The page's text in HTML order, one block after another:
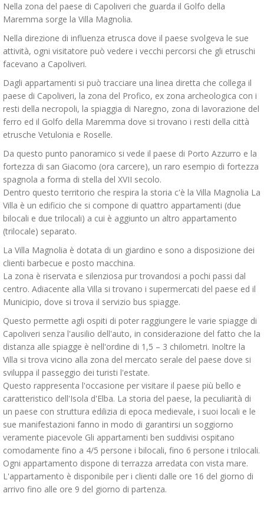
Nella zona del paese di Capoliveri che guarda il Golfo della
Maremma sorge la Villa Magnolia.
Nella direzione di influenza etrusca dove il paese svolgeva le sue
attività, ogni visitatore può vedere i vecchi percorsi che gli etruschi
facevano a Capoliveri.
Dagli appartamenti si può tracciare una linea diretta che collega il
paese di Capoliveri, la zona del Profico, ex zona archeologica con i
resti della necropoli, la spiaggia di Naregno, zona di lavorazione del
ferro ed il Golfo della Maremma dove si trovano i resti della città
etrusche Vetulonia e Roselle.
Da questo punto panoramico si vede il paese di Porto Azzurro e la
fortezza di san Giacomo (ora carcere), un raro esempio di fortezza
spagnola a forma di stella del XVII secolo.
Dentro questo territorio che respira la storia c'è la Villa Magnolia La
Villa è un edificio che si compone di quattro appartamenti (due
bilocali e due trilocali) a cui è aggiunto un altro appartamento
(trilocale) separato.
La Villa Magnolia è dotata di un giardino e sono a disposizione dei
clienti barbecue e posto macchina.
La zona è riservata e silenziosa pur trovandosi a pochi passi dal
centro. Adiacente alla Villa si trovano i supermercati del paese ed il
Municipio, dove si trova il servizio bus spiagge.
Questo permette agli ospiti di poter raggiungere le varie spiagge di
Capoliveri senza l'ausilio dell'auto, in considerazione del fatto che la
distanza alle spiagge è nell'ordine di 1,5 – 3 chilometri. Inoltre la
Villa si trova vicino alla zona del mercato serale del paese dove si
sviluppa il passeggio dei turisti l'estate.
Questo rappresenta l'occasione per visitare il paese più bello e
caratteristico dell'Isola d'Elba. La storia del paese, la peculiarità di
un paese con struttura edilizia di epoca medievale, i suoi locali e le
sue manifestazioni fanno in modo di garantirsi un soggiorno
veramente piacevole Gli appartamenti ben suddivisi ospitano
comodamente fino a 4/5 persone i bilocali, fino 6 persone i trilocali.
Ogni appartamento dispone di terrazza arredata con vista mare.
L'appartamento è disponibile per i clienti dalle ore 16 del giorno di
arrivo fino alle ore 9 del giorno di partenza.